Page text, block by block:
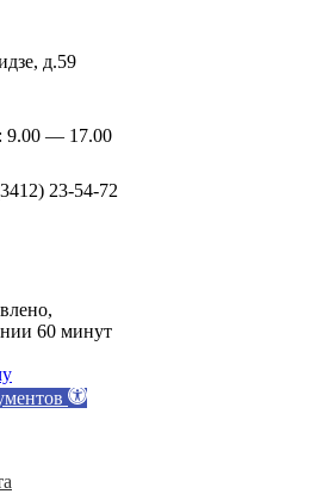
д.59
9.00 — 17.00
23-54-72
60 минут